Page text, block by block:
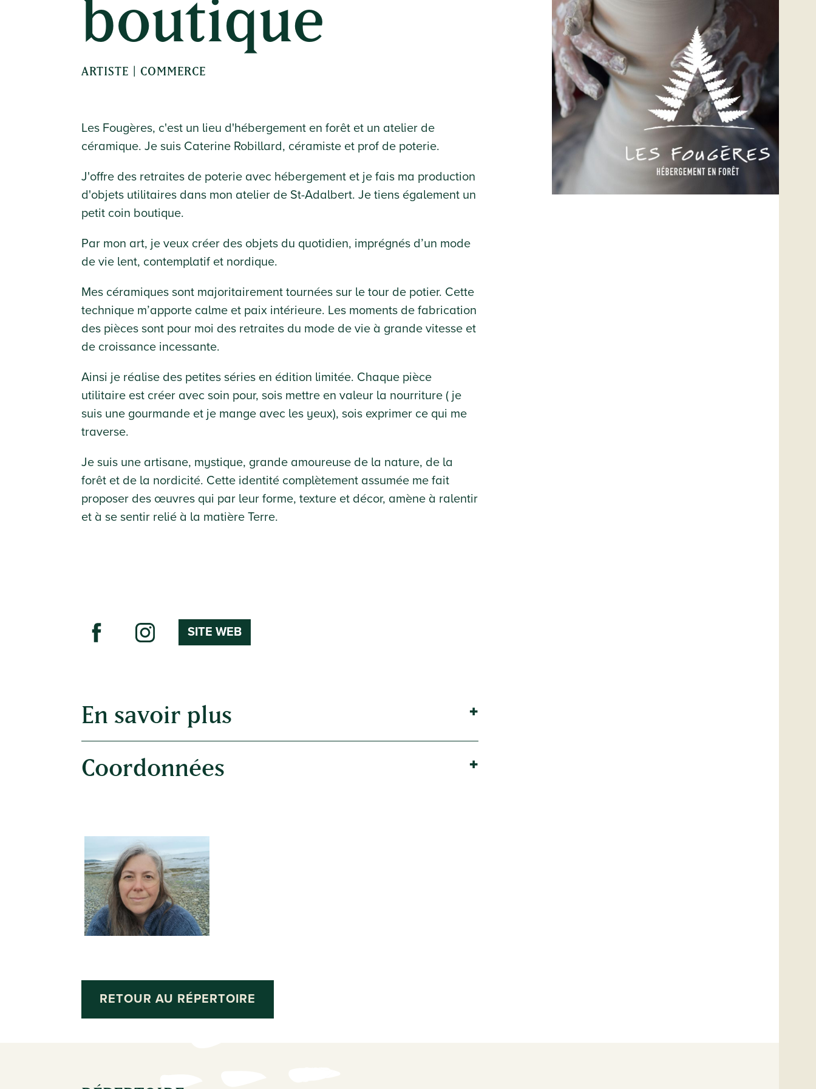
boutique
ARTISTE | COMMERCE
Les Fougères, c'est un lieu d'hébergement en forêt et un atelier de
céramique. Je suis Caterine Robillard, céramiste et prof de poterie.
J'offre des retraites de poterie avec hébergement et je fais ma production
d'objets utilitaires dans mon atelier de St-Adalbert. Je tiens également un
petit coin boutique.
Par mon art, je veux créer des objets du quotidien, imprégnés d’un mode
de vie lent, contemplatif et nordique.
Mes céramiques sont majoritairement tournées sur le tour de potier. Cette
technique m’apporte calme et paix intérieure. Les moments de fabrication
des pièces sont pour moi des retraites du mode de vie à grande vitesse et
de croissance incessante.
Ainsi je réalise des petites séries en édition limitée. Chaque pièce
utilitaire est créer avec soin pour, sois mettre en valeur la nourriture ( je
suis une gourmande et je mange avec les yeux), sois exprimer ce qui me
traverse.
Je suis une artisane, mystique, grande amoureuse de la nature, de la
forêt et de la nordicité. Cette identité complètement assumée me fait
proposer des œuvres qui par leur forme, texture et décor, amène à ralentir
et à se sentir relié à la matière Terre.
SITE WEB
En savoir plus
Coordonnées
RETOUR AU RÉPERTOIRE